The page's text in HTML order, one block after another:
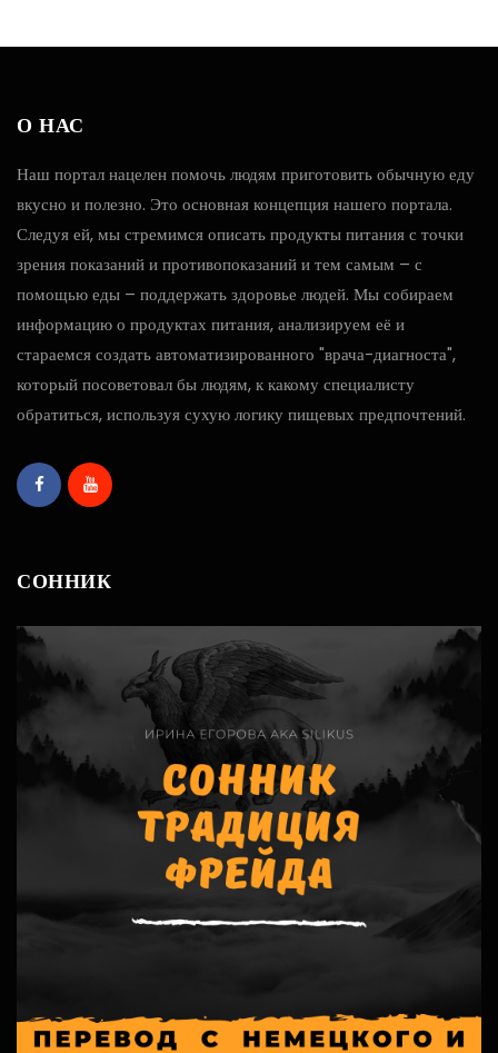
О НАС
Наш портал нацелен помочь людям приготовить обычную еду
вкусно и полезно. Это основная концепция нашего портала.
Следуя ей, мы стремимся описать продукты питания с точки
зрения показаний и противопоказаний и тем самым – с
помощью еды – поддержать здоровье людей. Мы собираем
информацию о продуктах питания, анализируем её и
стараемся создать автоматизированного "врача-диагноста",
который посоветовал бы людям, к какому специалисту
обратиться, используя сухую логику пищевых предпочтений.
СОННИК